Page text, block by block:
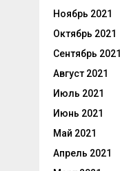
Ноябрь 2021
Октябрь 2021
Сентябрь 2021
Август 2021
Июль 2021
Июнь 2021
Май 2021
Апрель 2021